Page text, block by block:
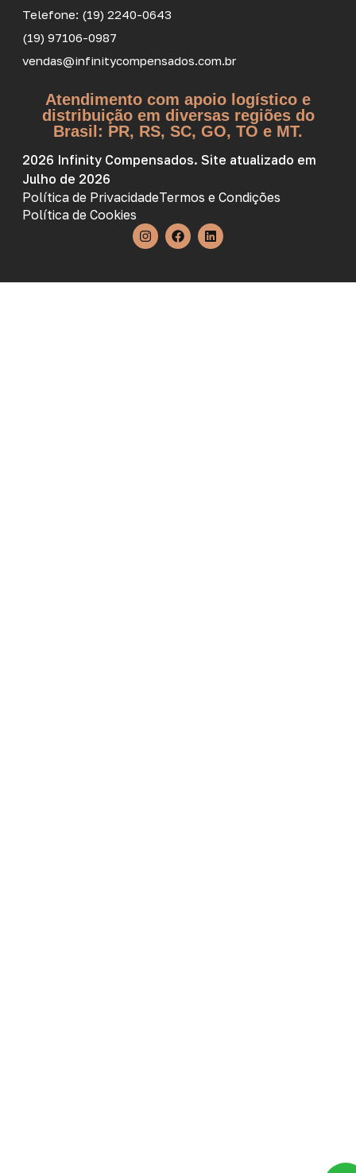
Telefone: (19) 2240-0643
(19) 97106-0987
vendas@infinitycompensados.com.br
Atendimento com apoio logístico e
distribuição em diversas regiões do
Brasil: PR, RS, SC, GO, TO e MT.
2026 Infinity Compensados. Site atualizado em
Julho de 2026
Política de PrivacidadeTermos e Condições
Política de Cookies